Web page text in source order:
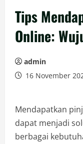
Tips
Online:
admin
16 November
Mendapatkan
dapat menjadi
berbagai